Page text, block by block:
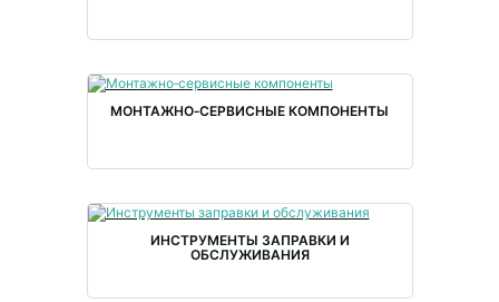
МОНТАЖНО‑СЕРВИСНЫЕ КОМПОНЕНТЫ
ИНСТРУМЕНТЫ ЗАПРАВКИ И
ОБСЛУЖИВАНИЯ